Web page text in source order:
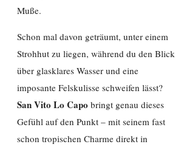
Muße.
Schon mal davon geträumt, unter einem
Strohhut zu liegen, während du den Blick
über glasklares Wasser und eine
imposante Felskulisse schweifen lässt?
San Vito Lo Capo bringt genau dieses
Gefühl auf den Punkt – mit seinem fast
schon tropischen Charme direkt in